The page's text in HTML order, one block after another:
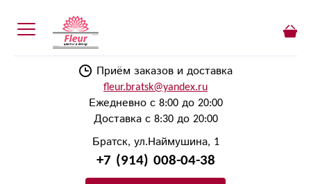
Приём заказов и доставка
fleur.bratsk@yandex.ru
Ежедневно с 8:00 до 20:00
Доставка с 8:30 до 20:00
Братск, ул.Наймушина, 1
+7 (914) 008-04-38